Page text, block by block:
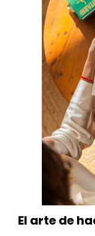
El arte de